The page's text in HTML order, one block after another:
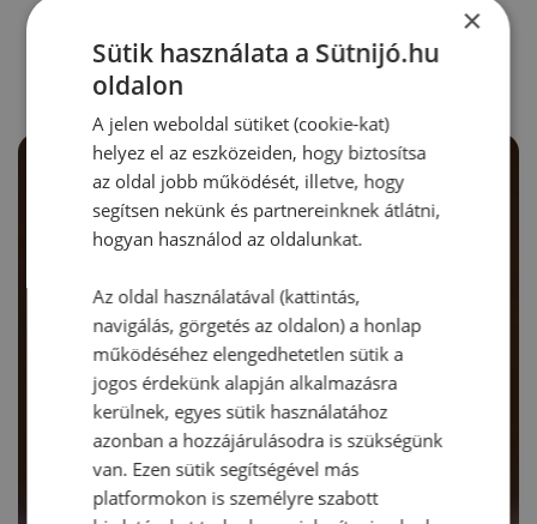
RECEPTAJÁNLÓ ×
Sütik használata a Sütnijó.hu
oldalon
A jelen weboldal sütiket (cookie-kat)
helyez el az eszközeiden, hogy biztosítsa
az oldal jobb működését, illetve, hogy
segítsen nekünk és partnereinknek átlátni,
hogyan használod az oldalunkat.
Az oldal használatával (kattintás,
navigálás, görgetés az oldalon) a honlap
működéséhez elengedhetetlen sütik a
jogos érdekünk alapján alkalmazásra
kerülnek, egyes sütik használatához
azonban a hozzájárulásodra is szükségünk
van. Ezen sütik segítségével más
platformokon is személyre szabott